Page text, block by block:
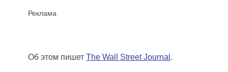
Об этом пишет The Wall Street Journal .